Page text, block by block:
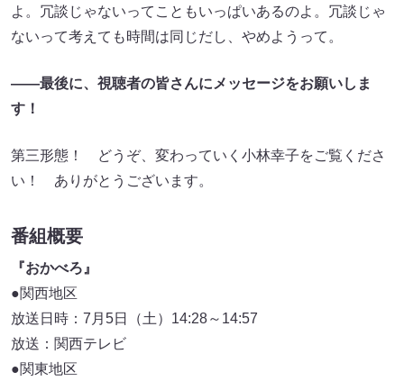
よ。冗談じゃないってこともいっぱいあるのよ。冗談じゃ
ないって考えても時間は同じだし、やめようって。
――最後に、視聴者の皆さんにメッセージをお願いしま
す！
第三形態！ どうぞ、変わっていく小林幸子をご覧くださ
い！ ありがとうございます。
番組概要
『おかべろ』
●関西地区
放送日時：7月5日（土）14:28～14:57
放送：関西テレビ
●関東地区